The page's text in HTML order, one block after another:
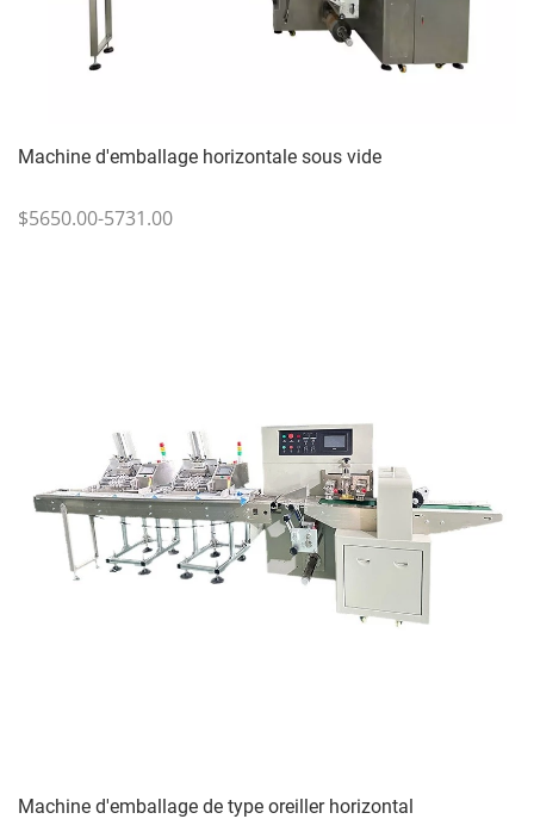
Machine d'emballage horizontale sous vide
$5650.00-5731.00
Machine d'emballage de type oreiller horizontal